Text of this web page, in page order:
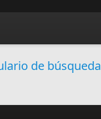
de búsqueda